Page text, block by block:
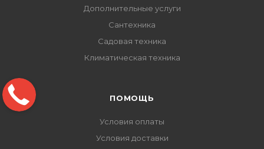
Дополнительные услуги
Сантехника
Садовая техника
Климатическая техника
ПОМОЩЬ
Условия оплаты
Условия доставки